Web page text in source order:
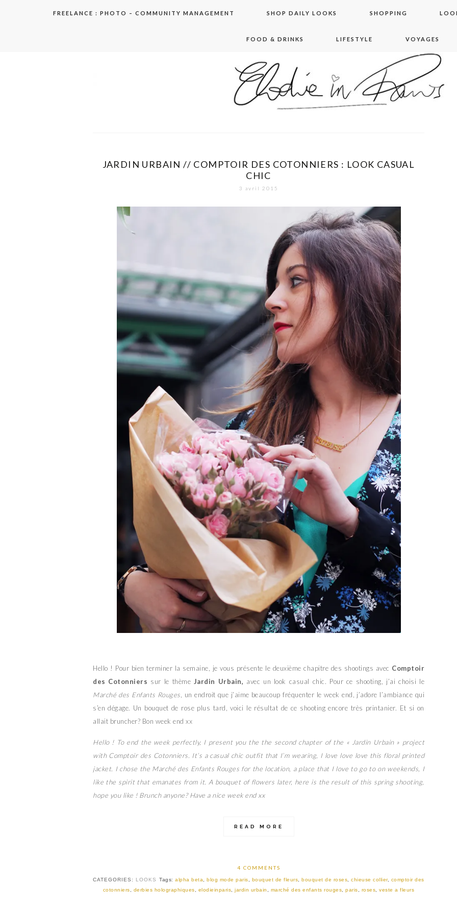
FREELANCE : PHOTO – COMMUNITY MANAGEMENT SHOP DAILY LOOKS SHOPPING
FOOD & DRINKS LIFESTYLE VOYAGES
elodie in paris
JARDIN URBAIN // COMPTOIR DES COTONNIERS : LOOK CASUAL
CHIC
3 avril 2015
Hello ! Pour bien terminer la semaine, je vous présente le deuxième chapitre des shootings avec Comptoir
des Cotonniers sur le thème Jardin Urbain, avec un look casual chic. Pour ce shooting, j’ai choisi le
Marché des Enfants Rouges, un endroit que j’aime beaucoup fréquenter le week end, j’adore l’ambiance qui
s’en dégage. Un bouquet de rose plus tard, voici le résultat de ce shooting encore très printanier. Et si on
allait bruncher? Bon week end xx
Hello ! To end the week perfectly, I present you the the second chapter of the « Jardin Urbain » project
with Comptoir des Cotonniers. It’s a casual chic outfit that I’m wearing, I love love love this floral printed
jacket. I chose the Marché des Enfants Rouges for the location, a place that I love to go to on weekends, I
like the spirit that emanates from it. A bouquet of flowers later, here is the result of this spring shooting,
hope you like ! Brunch anyone? Have a nice week end xx
READ MORE
4 COMMENTS
CATEGORIES: LOOKS Tags:alpha beta,blog mode paris, bouquet de fleurs,bouquet de roses,chieuse collier, comptoir des
cotonniers, derbies holographiques, elodieinparis,jardin urbain , marché des enfants rouges,paris, roses,veste a fleurs